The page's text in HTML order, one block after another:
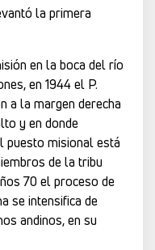
la primera
en la boca del río
en 1944 el P.
a la margen derecha
y en donde
puesto misional está
de la tribu
70 el proceso de
se intensifica de
andinos, en su